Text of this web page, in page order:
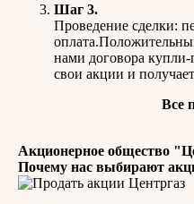
Шаг 3.
Проведение сделки:
нами договора
свои акции и
Все
Акционерное общество
Почему нас выбирают